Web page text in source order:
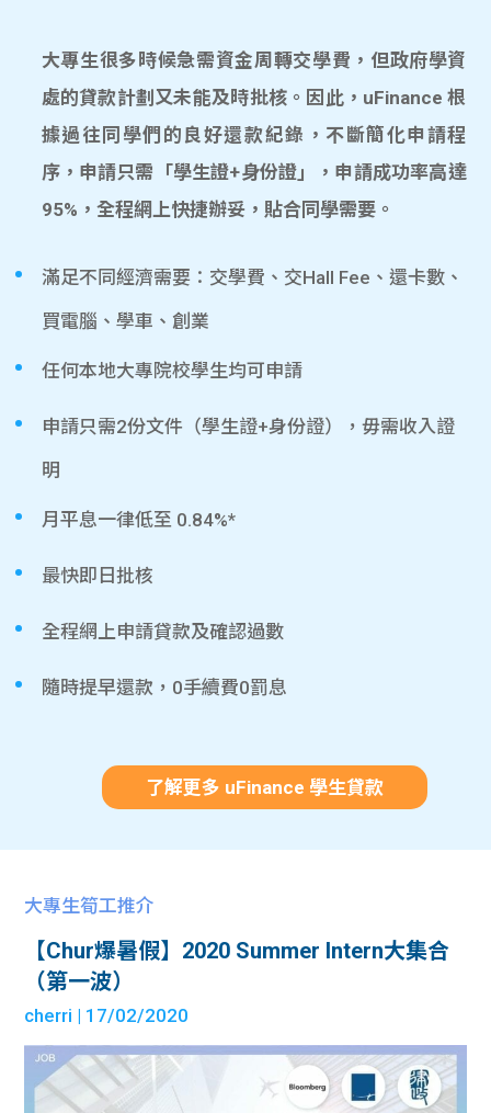
大專生很多時候急需資金周轉交學費，但政府學資
處的貸款計劃又未能及時批核。因此，uFinance 根
據過往同學們的良好還款紀錄，不斷簡化申請程
序，申請只需「學生證+身份證」，申請成功率高達
95%，全程網上快捷辦妥，貼合同學需要。
滿足不同經濟需要：交學費、交Hall Fee、還卡數、
買電腦、學車、創業
任何本地大專院校學生均可申請
申請只需2份文件（學生證+身份證），毋需收入證
明
月平息一律低至 0.84%*
最快即日批核
全程網上申請貸款及確認過數
隨時提早還款，0手續費0罰息
了解更多 uFinance 學生貸款
大專生筍工推介
【Chur爆暑假】2020 Summer Intern大集合
（第一波）
cherri | 17/02/2020